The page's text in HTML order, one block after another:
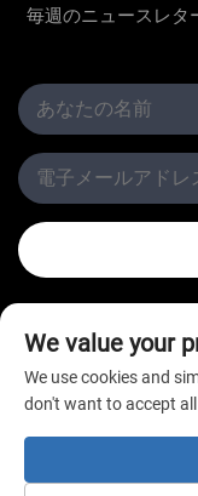
毎週のニュースレタ
Copyright © 常州新
We value your
We use cookies and
don't want to accept